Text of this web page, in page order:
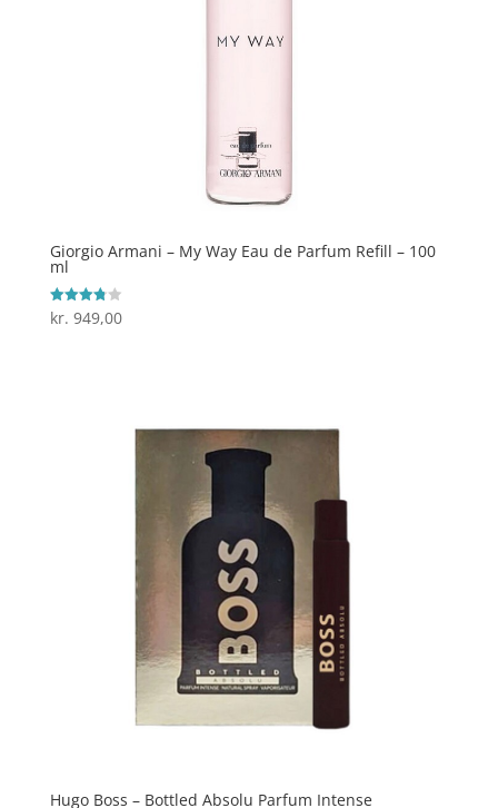
Giorgio Armani – My Way Eau de Parfum Refill – 100
ml
Vurderet
3.8
kr. 949,00
Hugo Boss – Bottled Absolu Parfum Intense